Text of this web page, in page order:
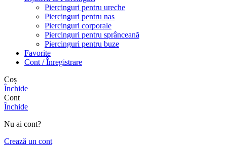
Piercinguri pentru ureche
Piercinguri pentru nas
Piercinguri corporale
Piercinguri pentru sprânceană
Piercinguri pentru buze
Favorite
Cont / Înregistrare
Coș
Închide
Cont
Închide
Nu ai cont?
Crează un cont